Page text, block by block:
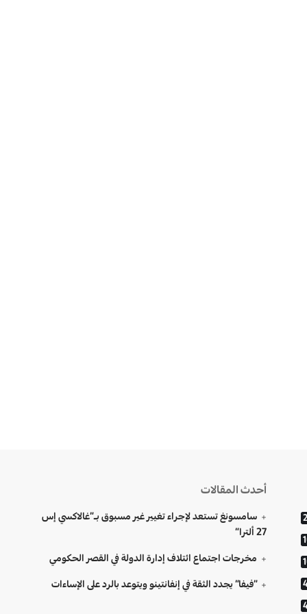
أحدث المقالات
سامسونغ تستعد لإجراء تغيير غير مسبوق بـ”غالاكسي إس
27 ألترا”
مخرجات اجتماع ائتلاف إدارة الدولة في القصر الحكومي
“فيفا” يجدد الثقة في إنفانتينو ويتوعد بالرد على الإساءات